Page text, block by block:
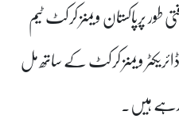
پرپاکستان ویمنز کرکٹ ٹیم
ویمنز کرکٹ کے ساتھ مل
ہیں۔